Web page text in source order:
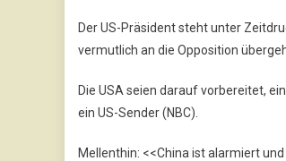
Der US-Präsident steht unter
vermutlich an die Opposition
Die USA seien darauf vorbereitet,
ein US-Sender (NBC).
Mellenthin: <<China ist alarmiert